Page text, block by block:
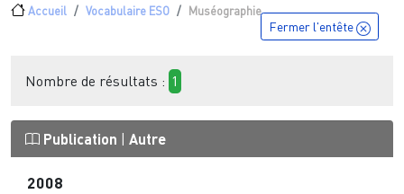
Fil d'Ariane
Accueil Vocabulaire ESO Muséographie
Fermer l'entête
Nombre de résultats : 1
Publication Autre
2008